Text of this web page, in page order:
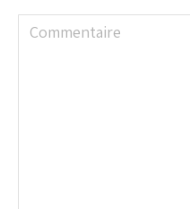
Commentaire